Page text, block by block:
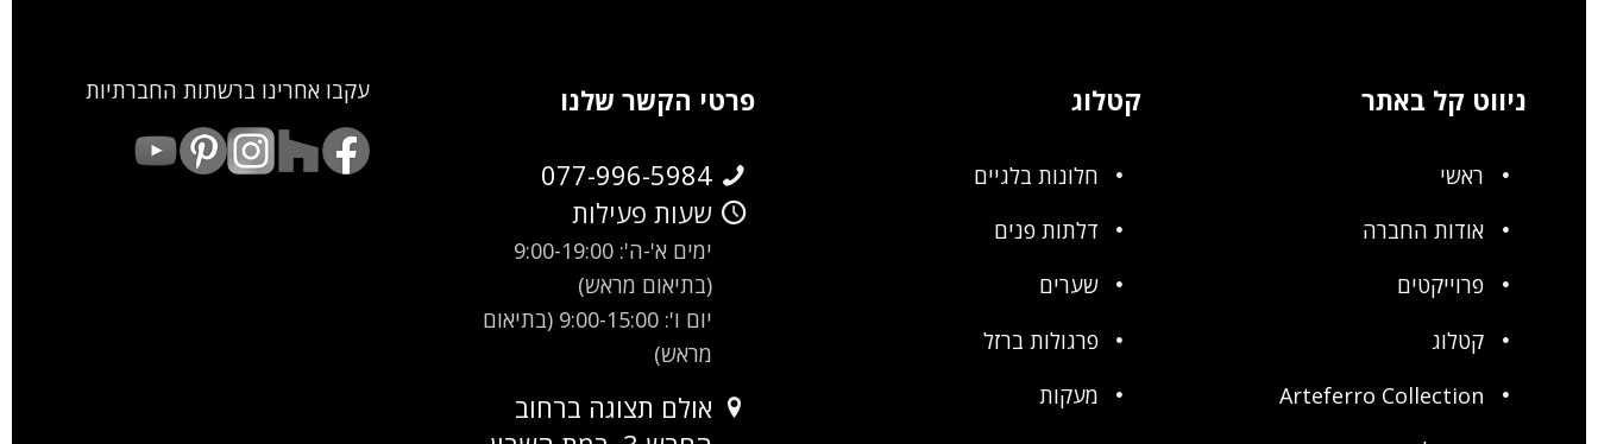
ניווט קל באתר
ראשי
אודות החברה
פרוייקטים
קטלוג
Arteferro Collection
קטלוג
חלונות בלגיים
דלתות פנים
שערים
פרגולות ברזל
מעקות
פרטי הקשר שלנו
077-996-5984
שעות פעילות
ימים א'-ה': 9:00-19:00
(בתיאום מראש)
יום ו': 9:00-15:00 (בתיאום
מראש)
אולם תצוגה ברחוב
עקבו אחרינו ברשתות החברתיות